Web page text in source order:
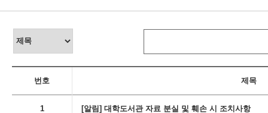
번호 제목
1 [알림] 대학도서관 자료 분실 및 훼손 시 조치사항